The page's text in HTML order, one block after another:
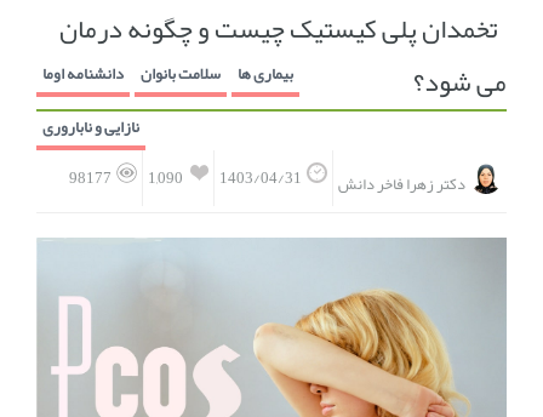
انجمن متخصصین زنان و اوما انتخاب نام کودک
فهرست مواد غذایی اپلیکیشن بارداری و کودک اوما
تخمدان پلی کیستیک چیست و چگونه درمان
می شود؟
دانشنامه اوما سلامت بانوان بیماری ها
نازایی و ناباروری
98177
1,090 1403/04/31 دکتر زهرا فاخر دانش